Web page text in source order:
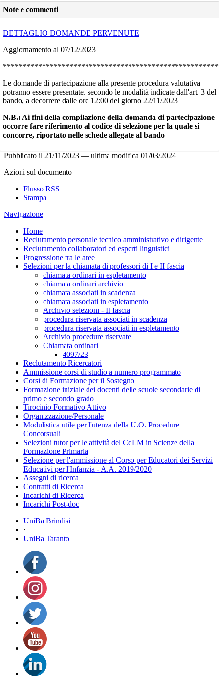
Note e commenti
DETTAGLIO DOMANDE PERVENUTE
Aggiornamento al 07/12/2023
Le domande di partecipazione alla presente procedura valutativa
potranno essere presentate, secondo le modalità indicate dall'art. 3 del
bando, a decorrere dalle ore 12:00 del giorno 22/11/2023
N.B.: Ai fini della compilazione della domanda di partecipazione
occorre fare riferimento al codice di selezione per la quale si
concorre, riportato nelle schede allegate al bando
Pubblicato il 21/11/2023 — ultima modifica 01/03/2024
Azioni sul documento
Flusso RSS
Stampa
Navigazione
Home
Reclutamento personale tecnico amministrativo e dirigente
Reclutamento collaboratori ed esperti linguistici
Progressione tra le aree
Selezioni per la chiamata di professori di I e II fascia
chiamata ordinari in espletamento
chiamata ordinari archivio
chiamata associati in scadenza
chiamata associati in espletamento
Archivio selezioni - II fascia
procedura riservata associati in scadenza
procedura riservata associati in espletamento
Archivio procedure riservate
Chiamata ordinari
4097/23
Reclutamento Ricercatori
Ammissione corsi di studio a numero programmato
Corsi di Formazione per il Sostegno
Formazione iniziale dei docenti delle scuole secondarie di
primo e secondo grado
Tirocinio Formativo Attivo
Organizzazione/Personale
Modulistica utile per l'utenza della U.O. Procedure
Concorsuali
Selezioni tutor per le attività del CdLM in Scienze della
Formazione Primaria
Selezione per l'ammissione al Corso per Educatori dei Servizi
Educativi per l'Infanzia - A.A. 2019/2020
Assegni di ricerca
Contratti di Ricerca
Incarichi di Ricerca
Incarichi Post-doc
UniBa Brindisi
·
UniBa Taranto